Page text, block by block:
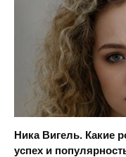
Ника Вигель. Какие
успех и